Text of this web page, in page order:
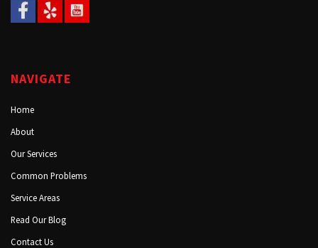
NAVIGATE
Home
About
Our Services
Common Problems
Service Areas
Read Our Blog
Contact Us